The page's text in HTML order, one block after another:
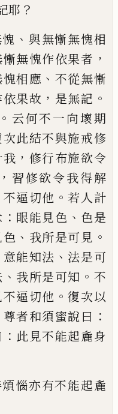
耶 ？
、 與無慚無愧相
無愧作依果者 ，
相應 、 不從無慚
果故 ， 是無記 。
。 云何不一向壞期
次此結不與施戒修
， 修行布施欲令
， 習修欲令我得解
不逼切他 。若人計
： 眼能見色 、 色是
色 、 我所是可見 。
意能知法 、 法是可
、 我所是可知 。 不
逼切他 。復次以
尊者和須蜜說曰 ：
： 此見不能起麁身
惱亦有不能起麁